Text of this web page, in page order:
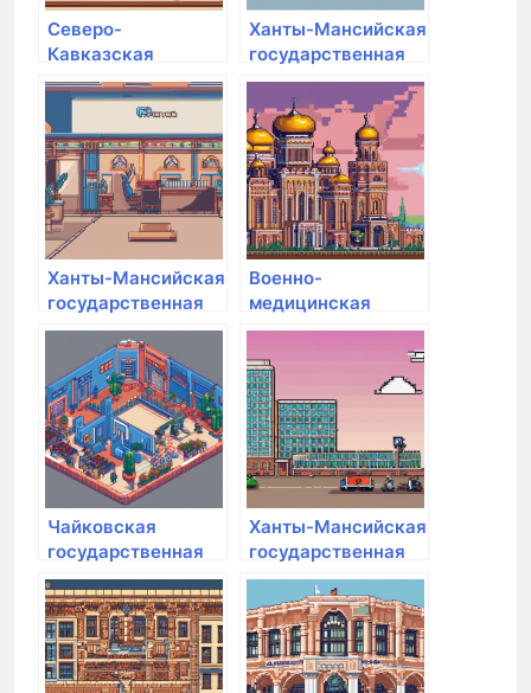
Северо-
Кавказская
государственная
академия
Ханты-Мансийская
государственная
медицинская
академия
Ханты-Мансийская
государственная
медицинская
академия
Военно-
медицинская
академия им. С.М.
Чайковская
государственная
академия
физической
культуры и спорта
Ханты-Мансийская
государственная
медицинская
академия